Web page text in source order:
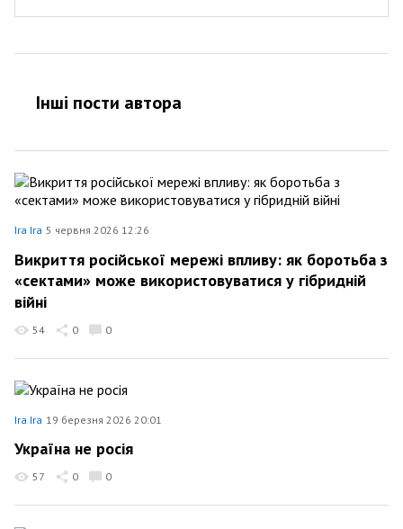
Інші пости автора
Ira Ira 5 червня 2026 12:26
Викриття російської мережі впливу: як боротьба з
«сектами» може використовуватися у гібридній
війні
54 0 0
Ira Ira 19 березня 2026 20:01
Україна не росія
57 0 0